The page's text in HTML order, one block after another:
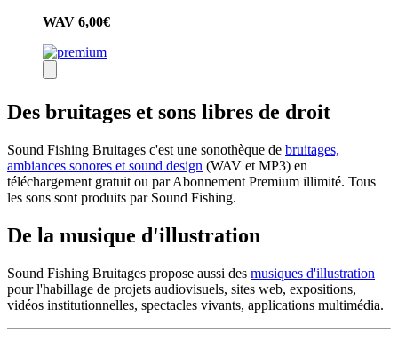
WAV 6,00€
Des bruitages et sons libres de droit
Sound Fishing Bruitages c'est une sonothèque de bruitages,
ambiances sonores et sound design (WAV et MP3) en
téléchargement gratuit ou par Abonnement Premium illimité. Tous
les sons sont produits par Sound Fishing.
De la musique d'illustration
Sound Fishing Bruitages propose aussi des musiques d'illustration
pour l'habillage de projets audiovisuels, sites web, expositions,
vidéos institutionnelles, spectacles vivants, applications multimédia.